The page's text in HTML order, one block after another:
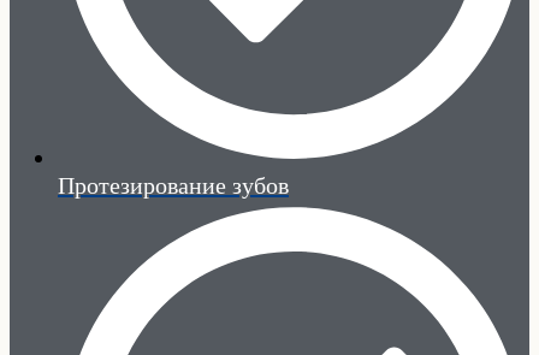
Протезирование зубов